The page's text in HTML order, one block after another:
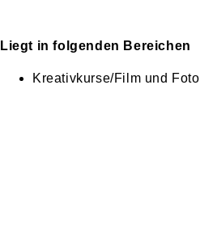
Liegt in folgenden Bereichen
Kreativkurse/Film und Foto